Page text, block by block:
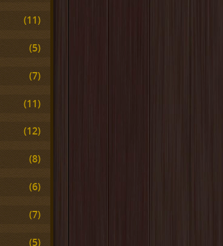
(11)
(5)
(7)
(11)
(12)
(8)
(6)
(7)
(5)